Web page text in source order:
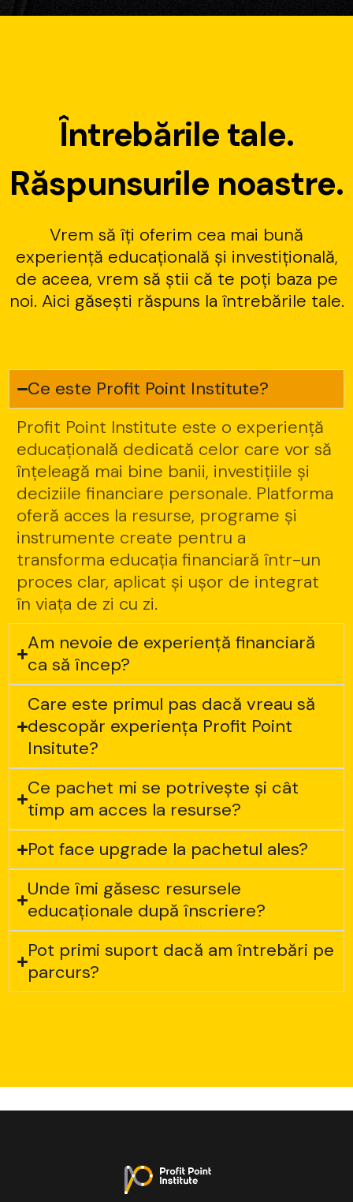
Întrebările tale.
Răspunsurile noastre.
Vrem să îți oferim cea mai bună
experiență educațională și investițională,
de aceea, vrem să știi că te poți baza pe
noi. Aici găsești răspuns la întrebările tale.
Ce este Profit Point Institute?
Profit Point Institute este o experiență
educațională dedicată celor care vor să
înțeleagă mai bine banii, investițiile și
deciziile financiare personale. Platforma
oferă acces la resurse, programe și
instrumente create pentru a
transforma educația financiară într-un
proces clar, aplicat și ușor de integrat
în viața de zi cu zi.
Am nevoie de experiență financiară
ca să încep?
Care este primul pas dacă vreau să
descopăr experiența Profit Point
Insitute?
Ce pachet mi se potrivește și cât
timp am acces la resurse?
Pot face upgrade la pachetul ales?
Unde îmi găsesc resursele
educaționale după înscriere?
Pot primi suport dacă am întrebări pe
parcurs?